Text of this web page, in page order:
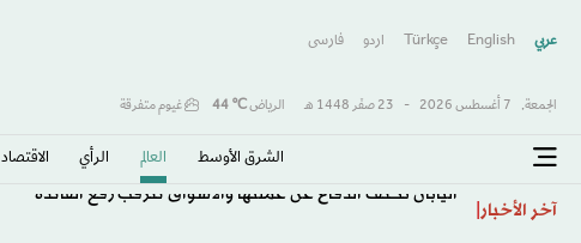
عربي English
Türkçe اردو فارسى
الجمعة, 7 أغسطس 2026 - 23 صفَر 1448 هـ الرياض℃
44 غيوم متفرقة
الشرق الأوسط​ العالم الرأي الاقتصاد
آخر الأخبار اليابان تكثف الدفاع عن عملتها والأسواق تترقب رفع الفائدة